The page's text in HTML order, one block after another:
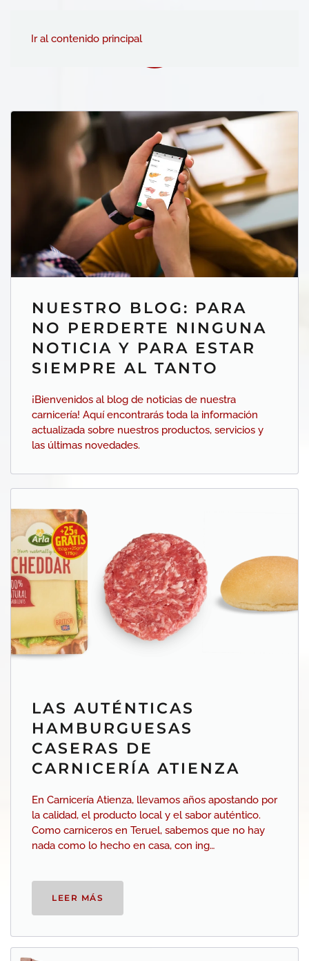
Ir al contenido principal
NUESTRO BLOG: PARA
NO PERDERTE NINGUNA
NOTICIA Y PARA ESTAR
SIEMPRE AL TANTO
¡Bienvenidos al blog de noticias de nuestra
carnicería! Aquí encontrarás toda la información
actualizada sobre nuestros productos, servicios y
las últimas novedades.
LAS AUTÉNTICAS
HAMBURGUESAS
CASERAS DE
CARNICERÍA ATIENZA
En Carnicería Atienza, llevamos años apostando por
la calidad, el producto local y el sabor auténtico.
Como carniceros en Teruel, sabemos que no hay
nada como lo hecho en casa, con ing…
LEER MÁS